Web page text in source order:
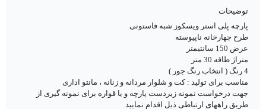
توضیحات
پارچه پلی استر ویسکوز شبه فاستونی
طرح چهارخانه ناپیوسته
عرض 150 سانتیمتر
متراژ طاقه 30 متر
4 رنگ ( انتخاب رنگ جور )
مناسب برای تولید : کت و شلوار مردانه و زنانه ، مانتو اداری
جهت درخواست نمونه زیردست پارچه و یا قواره برای نمونه گیری از
طریق راههای ارتباطی ذیل اقدام نمایید